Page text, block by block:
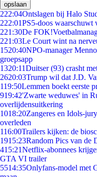
opslaan
222:04Ontslagen bij Halo
222:01PS5-doos waarschuwt
221:30De
221:03Le Court wint na
1520:40NPO-manager
groepsapp
1320:11Duitser (93) crasht
2620:03Trump wil dat J.D.
119:50Lemmen boekt eerste
919:42'Zwarte weduwes' in
overlijdensuitkering
1018:20Zangeres en Idols-
overleden
116:00Trailers kijken: de
1915:23Random Pics van de
415:21Netflix-abonnees
GTA VI trailer
5514:35Onlyfans-model met